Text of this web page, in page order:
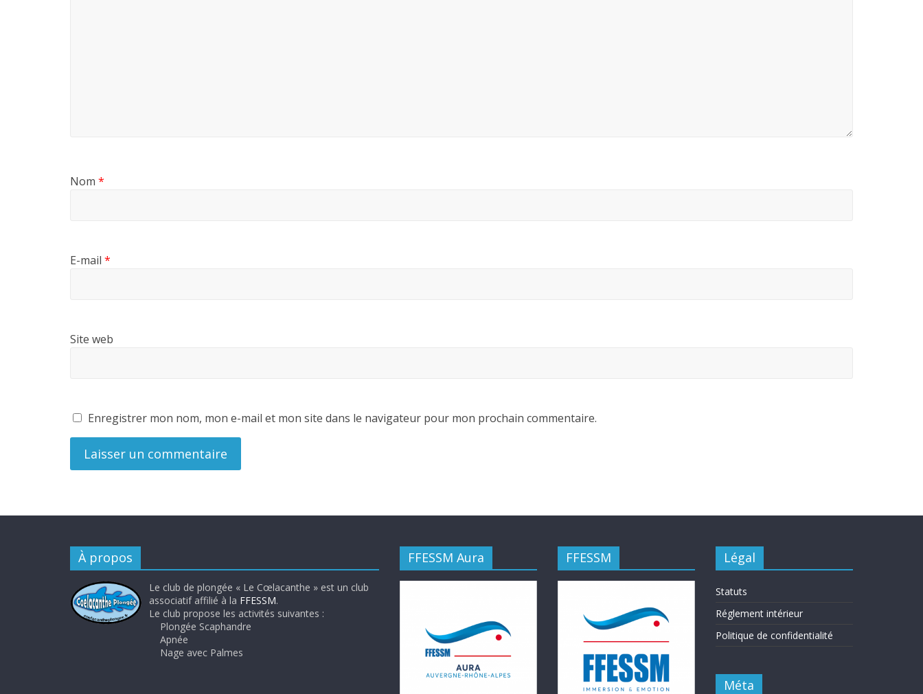
Nom *
E-mail *
Site web
Enregistrer mon nom, mon e-mail et mon site dans le navigateur pour mon prochain commentaire.
À propos
Le club de plongée « Le Cœlacanthe » est un club
associatif affilié à la FFESSM.
Le club propose les activités suivantes :
Plongée Scaphandre
Apnée
Nage avec Palmes
FFESSM Aura FFESSM Légal
Statuts
Réglement intérieur
Politique de confidentialité
Méta